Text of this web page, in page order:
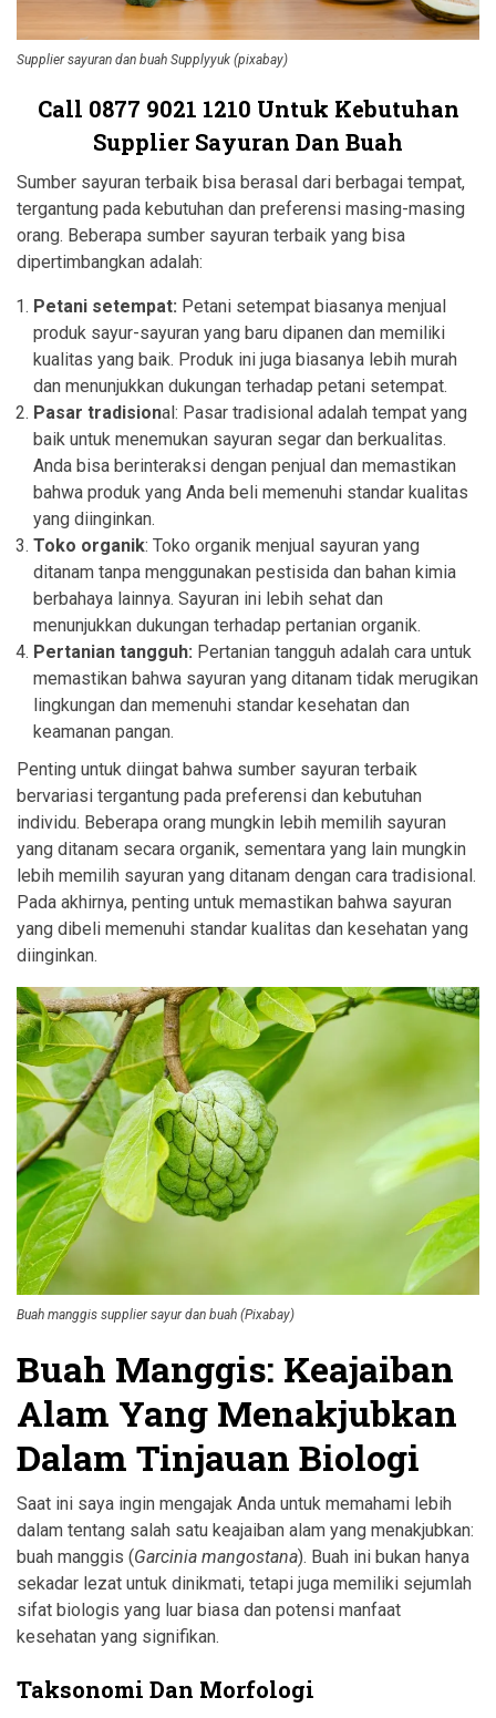
Supplier sayuran dan buah Supplyyuk (pixabay)
Call 0877 9021 1210 Untuk Kebutuhan
Supplier Sayuran Dan Buah
Sumber sayuran terbaik bisa berasal dari berbagai tempat,
tergantung pada kebutuhan dan preferensi masing-masing
orang. Beberapa sumber sayuran terbaik yang bisa
dipertimbangkan adalah:
Petani setempat: Petani setempat biasanya menjual
produk sayur-sayuran yang baru dipanen dan memiliki
kualitas yang baik. Produk ini juga biasanya lebih murah
dan menunjukkan dukungan terhadap petani setempat.
Pasar tradisional: Pasar tradisional adalah tempat yang
baik untuk menemukan sayuran segar dan berkualitas.
Anda bisa berinteraksi dengan penjual dan memastikan
bahwa produk yang Anda beli memenuhi standar kualitas
yang diinginkan.
Toko organik: Toko organik menjual sayuran yang
ditanam tanpa menggunakan pestisida dan bahan kimia
berbahaya lainnya. Sayuran ini lebih sehat dan
menunjukkan dukungan terhadap pertanian organik.
Pertanian tangguh: Pertanian tangguh adalah cara untuk
memastikan bahwa sayuran yang ditanam tidak merugikan
lingkungan dan memenuhi standar kesehatan dan
keamanan pangan.
Penting untuk diingat bahwa sumber sayuran terbaik
bervariasi tergantung pada preferensi dan kebutuhan
individu. Beberapa orang mungkin lebih memilih sayuran
yang ditanam secara organik, sementara yang lain mungkin
lebih memilih sayuran yang ditanam dengan cara tradisional.
Pada akhirnya, penting untuk memastikan bahwa sayuran
yang dibeli memenuhi standar kualitas dan kesehatan yang
diinginkan.
Buah manggis supplier sayur dan buah (Pixabay)
Buah Manggis: Keajaiban
Alam Yang Menakjubkan
Dalam Tinjauan Biologi
Saat ini saya ingin mengajak Anda untuk memahami lebih
dalam tentang salah satu keajaiban alam yang menakjubkan:
buah manggis (Garcinia mangostana). Buah ini bukan hanya
sekadar lezat untuk dinikmati, tetapi juga memiliki sejumlah
sifat biologis yang luar biasa dan potensi manfaat
kesehatan yang signifikan.
Taksonomi Dan Morfologi